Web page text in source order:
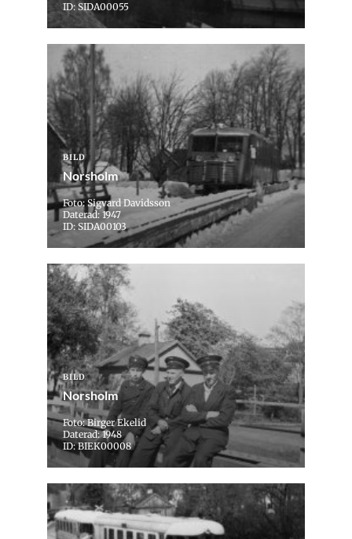
ID: SIDA00055
BILD
Norsholm
Foto: Sigvard Davidsson
Daterad: 1947
ID: SIDA00103
BILD
Norsholm
Foto: Birger Ekelid
Daterad: 1948
ID: BIEK00008